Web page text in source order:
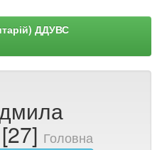
ДДУВС
Головна